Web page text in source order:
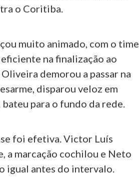
o Coritiba.
muito animado, com o time
na finalização ao
demorou a passar na
disparou veloz em
para o fundo da rede.
foi efetiva. Victor Luís
a marcação cochilou e Neto
igual antes do intervalo.